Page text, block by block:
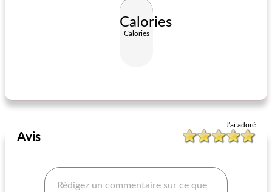
Calories
Calories
J'ai adoré
Avis